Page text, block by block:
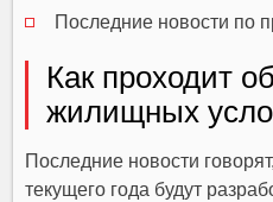
Последние новости по
Как проходит
жилищных
Последние новости
текущего года будут